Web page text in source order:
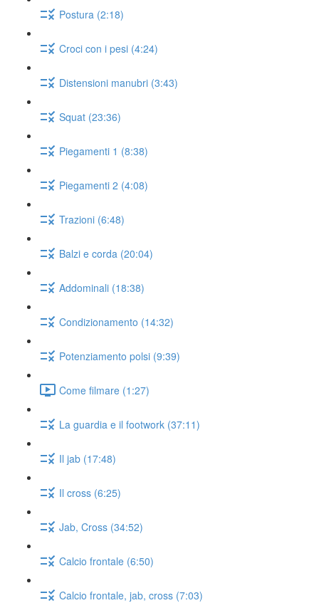
Postura (2:18)
Croci con i pesi (4:24)
Distensioni manubri (3:43)
Squat (23:36)
Piegamenti 1 (8:38)
Piegamenti 2 (4:08)
Trazioni (6:48)
Balzi e corda (20:04)
Addominali (18:38)
Condizionamento (14:32)
Potenziamento polsi (9:39)
Come filmare (1:27)
La guardia e il footwork (37:11)
Il jab (17:48)
Il cross (6:25)
Jab, Cross (34:52)
Calcio frontale (6:50)
Calcio frontale, jab, cross (7:03)